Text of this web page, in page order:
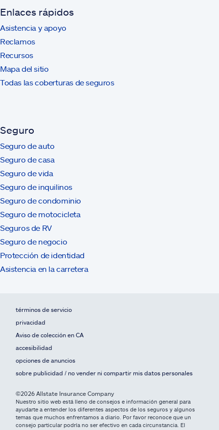
Enlaces rápidos
Asistencia y apoyo
Reclamos
Recursos
Mapa del sitio
Todas las coberturas de seguros
Seguro
Seguro de auto
Seguro de casa
Seguro de vida
Seguro de inquilinos
Seguro de condominio
Seguro de motocicleta
Seguros de RV
Seguro de negocio
Protección de identidad
Asistencia en la carretera
términos de servicio
privacidad
Aviso de colección en CA
accesibilidad
opciones de anuncios
sobre publicidad / no vender ni compartir mis datos personales
©2026 Allstate Insurance Company
Nuestro sitio web está lleno de consejos e información general para
ayudarte a entender los diferentes aspectos de los seguros y algunos
temas que muchos enfrentamos a diario. Por favor reconoce que un
consejo particular podría no ser efectivo en cada circunstancia. El